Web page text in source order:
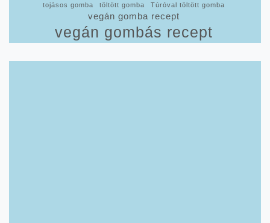
tojásos gomba töltött gomba Túróval töltött gomba
vegán gomba recept
vegán gombás recept